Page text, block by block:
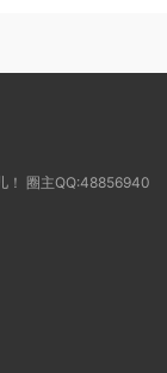
！ 圈主QQ:48856940